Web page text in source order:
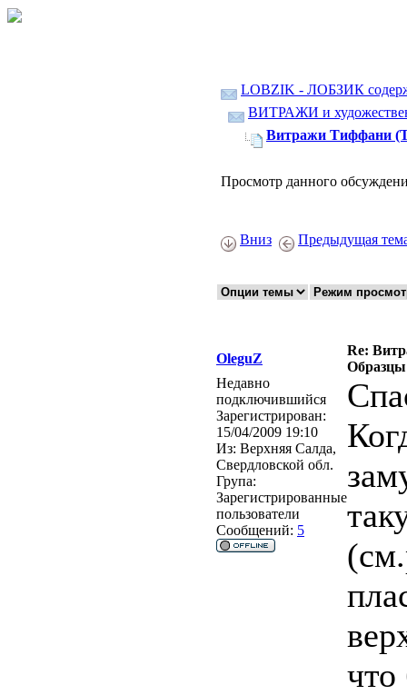
LOBZIK - ЛОБЗИК
ВИТРАЖИ и
Витражи Тиффани
Просмотр данного
Вниз Предыдущая
OleguZ
Re:
Образцы
Недавно
подключившийся
Зарегистрирован:
15/04/2009 19:10
Из: Верхняя Салда,
Свердловской обл.
Група:
Зарегистрированные
пользователи
Сообщений: 5